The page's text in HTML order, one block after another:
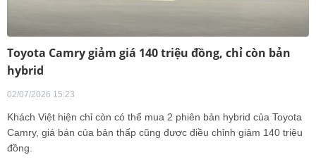
Toyota Camry giảm giá 140 triệu đồng, chỉ còn bản
hybrid
02/07/2026 15:23
Khách Việt hiện chỉ còn có thể mua 2 phiên bản hybrid của Toyota
Camry, giá bán của bản thấp cũng được điều chỉnh giảm 140 triệu
đồng.